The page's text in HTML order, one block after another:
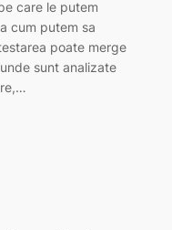
care le putem
cum putem sa
poate merge
sunt analizate